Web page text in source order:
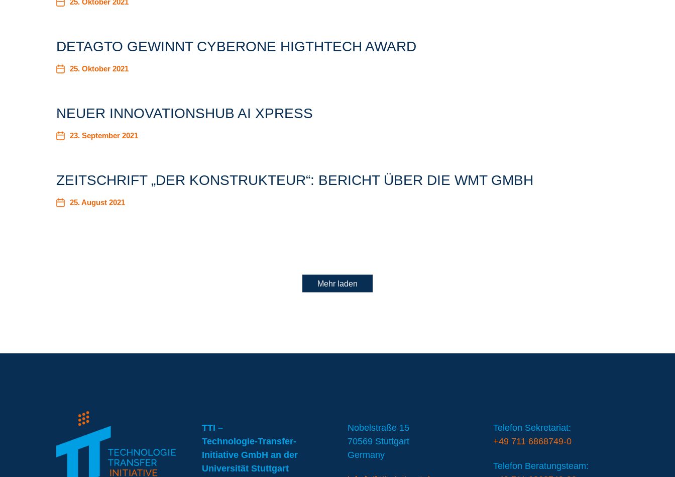
25. Oktober 2021
DETAGTO GEWINNT CYBERONE HIGTHTECH AWARD
25. Oktober 2021
NEUER INNOVATIONSHUB AI XPRESS
23. September 2021
ZEITSCHRIFT „DER KONSTRUKTEUR“: BERICHT ÜBER DIE WMT GMBH
25. August 2021
Mehr laden
TTI –
Technologie-Transfer-
Initiative GmbH an der
Universität Stuttgart
Nobelstraße 15
70569 Stuttgart
Germany
Telefon Sekretariat:
+49 711 6868749-0
Telefon Beratungsteam: